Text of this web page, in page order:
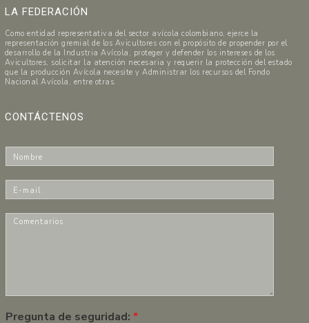
LA FEDERACIÓN
Como entidad representativa del sector avícola colombiano, ejerce la
representación gremial de los Avicultores con el propósito de propender por el
desarrollo de la Industria Avícola, proteger y defender los intereses de los
Avicultores, solicitar la atención necesaria y requerir la protección del estado
que la producción Avícola necesite y Administrar los recursos del Fondo
Nacional Avícola, entre otras.
CONTÁCTENOS
o
m
-
m
rPregunta de seguridad: *